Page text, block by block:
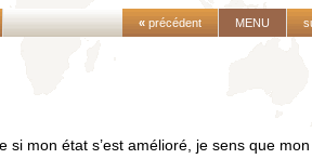
MENU
« précédent
si mon état s’est amélioré, je sens que mon